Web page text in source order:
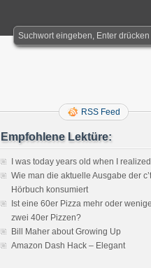
RSS Feed
Empfohlene Lektüre:
I was today years old when I
Wie man die aktuelle Ausgabe der
Hörbuch konsumiert
Ist eine 60er Pizza mehr oder
zwei 40er Pizzen?
Bill Maher about Growing Up
Amazon Dash Hack – Elegant